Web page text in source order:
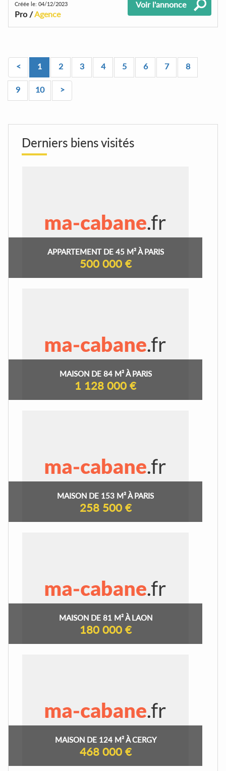
Créée le: 04/12/2023
Pro /Agence
Voir l'annonce
< 1 2 3 4 5 6 7 8
9 10 >
Derniers biens visités
APPARTEMENT DE 45 M² À PARIS
500 000 €
MAISON DE 84 M² À PARIS
1 128 000 €
MAISON DE 153 M² À PARIS
258 500 €
MAISON DE 81 M² À LAON
180 000 €
MAISON DE 124 M² À CERGY
468 000 €